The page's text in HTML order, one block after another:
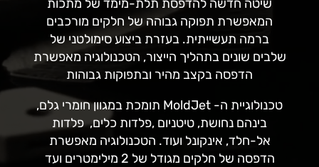
שיטה חדשה להדפסת תלת-מימד של מתכות
המאפשרת תפוקה גבוהה של חלקים מורכבים
ברמה תעשייתית. בעזרת ביצוע סימולטני של
שלבים שונים בתהליך הייצור, הטכנולוגיה מאפשרת
הדפסה בקצב מהיר ובתפוקות גבוהות
טכנולוגיית ה- MoldJet תומכת במגוון חומרי גלם,
בינהם נחושת, טיטניום ,פלדות כלים, פלדות
אל-חלד, אינקונל ועוד. הטכנולוגיה מאפשרת
הדפסה של חלקים מגודל של 2 מילימטרים ועד